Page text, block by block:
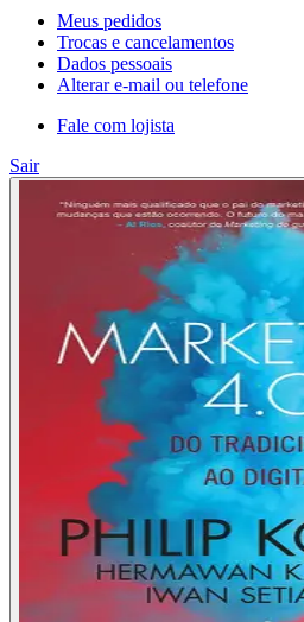
Meus pedidos
Trocas e cancelamentos
Dados pessoais
Alterar e-mail ou telefone
Fale com lojista
Sair